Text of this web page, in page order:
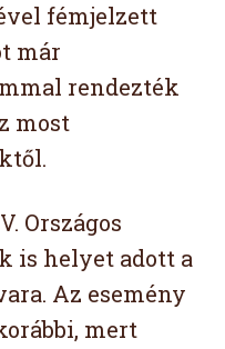
fémjelzett
már
rendezték
most
Országos
is helyet adott a
Az esemény
mert